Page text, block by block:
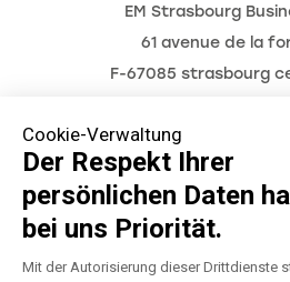
Cookie-Verwaltung
Der Respekt Ihrer
persönlichen Daten
bei uns Priorität.
Mit der Autorisierung dieser Drittdienste
EM Strasbourg
61 avenue de la
F-67085 strasbourg
Impressum
Datenschutzerklärung